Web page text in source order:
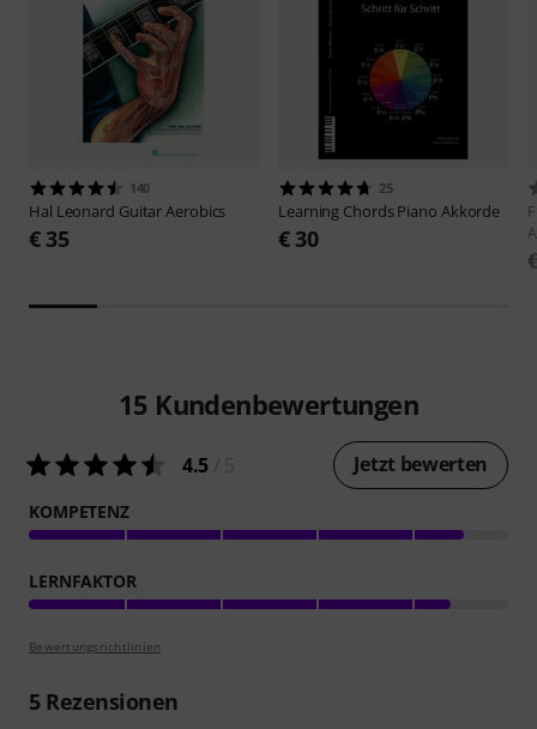
140
Hal Leonard Guitar Aerobics
€ 35
25
Learning ChordsPiano Akkorde
€ 30
15 Kundenbewertungen
4.5 Jetzt bewerten
KOMPETENZ
LERNFAKTOR
Bewertungsrichtlinien
5Rezensionen